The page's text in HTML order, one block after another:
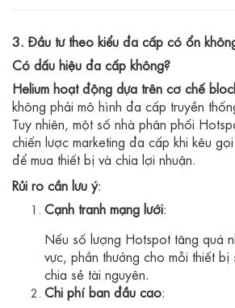
3. Đầu tư theo kiểu đa cấp có ổn
Có dấu hiệu đa cấp không?
Helium hoạt động dựa trên cơ chế
không phải mô hình đa cấp truyền
Tuy nhiên, một số nhà phân phối
chiến lược marketing đa cấp khi kêu
để mua thiết bị và chia lợi nhuận.
Rủi ro cần lưu ý:
Cạnh tranh mạng lưới:
Nếu số lượng Hotspot tăng quá
vực, phần thưởng cho mỗi thiết
chia sẻ tài nguyên.
Chi phí ban đầu cao: